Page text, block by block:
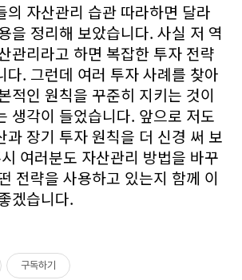
의 자산관리 습관 따라하면 달라
을 정리해 보았습니다. 사실 저 역
관리라고 하면 복잡한 투자 전략
다. 그런데 여러 투자 사례를 찾아
적인 원칙을 꾸준히 지키는 것이
생각이 들었습니다. 앞으로 저도
과 장기 투자 원칙을 더 신경 써 보
여러분도 자산관리 방법을 바꾸
전략을 사용하고 있는지 함께 이
겠습니다.
구독하기